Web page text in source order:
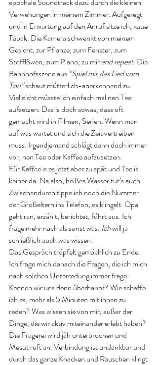
epochale Soundtrack dazu durch die kleinen
Verwehungen in meinem Zimmer. Aufgeregt
und in Erwartung auf den Anruf sitze ich, kaue
Tabak. Die Kamera schwenkt von meinem
Gesicht, zur Pflanze, zum Fenster, zum
Stofflöwen, zum Piano, zu mir and repeat. Die
Bahnhofsszene aus “Spiel mir das Lied vom
Tod” schaut mütterlich-anerkennend zu.
Vielleicht müsste ich einfach mal nen Tee
aufsetzen. Das is doch sowas, dass oft
gemacht wird in Filmen, Serien. Wenn man
auf was wartet und sich die Zeit vertreiben
muss. Irgendjemand schlägt dann doch immer
vor, nen Tee oder Kaffee aufzusetzen.
Für Kaffee is es jetzt aber zu spät und Tee is
keiner da. Na also, heißes Wasser tut’s auch.
Zwischendurch tippe ich noch die Nummer
der Großeltern ins Telefon, es klingelt. Opa
geht ran, erzählt, berichtet, führt aus. Ich
frage mehr nach als sonst was. Ich will ja
schließlich auch was wissen.
Das Gespräch tröpfelt gemächlich zu Ende.
Ich frage mich danach die Fragen, die ich mich
nach solchen Unterredung immer frage:
Kennen wir uns denn überhaupt? Wie schaffe
ich es, mehr als 5 Minuten mit ihnen zu
reden? Was wissen sie von mir, außer der
Dinge, die wir aktiv miteinander erlebt haben?
Die Fragerei wird jäh unterbrochen und
Mesut ruft an. Verbindung ist undankbar und
durch das ganze Knacken und Rauschen klingt